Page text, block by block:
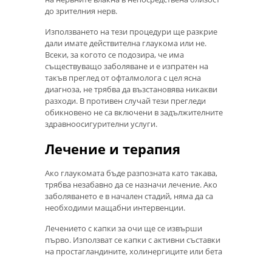
до зрителния нерв.
Използването на тези процедури ще разкрие
дали имате действителна глаукома или не.
Всеки, за когото се подозира, че има
съществуващо заболяване и е изпратен на
такъв преглед от офталмолога с цел ясна
диагноза, не трябва да възстановява никакви
разходи. В противен случай тези прегледи
обикновено не са включени в задължителните
здравноосигурителни услуги.
Лечение и терапия
Ако глаукомата бъде разпозната като такава,
трябва незабавно да се назначи лечение. Ако
заболяването е в начален стадий, няма да са
необходими мащабни интервенции.
Лечението с капки за очи ще се извърши
първо. Използват се капки с активни съставки
на простагландините, холинергиците или бета